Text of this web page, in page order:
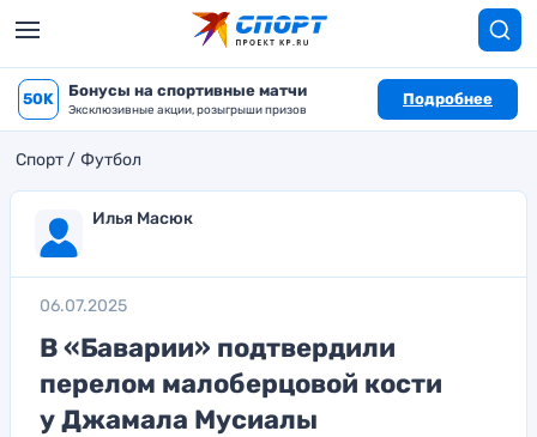
50K Бонусы на спортивные матчи
Эксклюзивные акции, розыгрыши призов
Подробнее
Спорт Футбол
Илья Масюк
06.07.2025
В «Баварии» подтвердили
перелом малоберцовой кости
у Джамала Мусиалы